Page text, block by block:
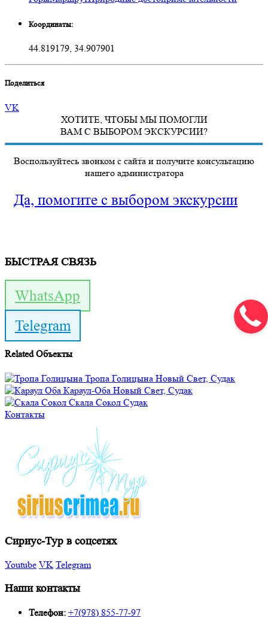
Координаты:
44.819179, 34.907901
Поделиться
VK
ХОТИТЕ, ЧТОБЫ МЫ ПОМОГЛИ
ВАМ С ВЫБОРОМ ЭКСКУРСИИ?
Воспользуйтесь звонком с сайта и получите консультацию
нашего администратора
Да, помогите с выбором экскурсии
БЫСТРАЯ СВЯЗЬ
WhatsApp
Telegram
RelatedОбъекты
Тропа Голицына Новый Свет, Судак
Караул-Оба Новый Свет, Судак
Скала Сокол Судак
Контакты
Сириус-Тур в соцсетях
Youtube VK Telegram
Наши контакты
Телефон: +7(978) 855-77-97